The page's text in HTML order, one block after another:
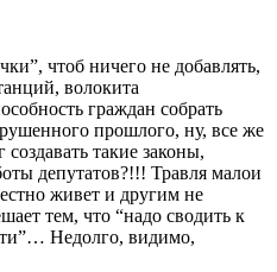
чтоб ничего не добавлять,
волокита
граждан собрать
прошлого, ну, все же
такие законы,
депутатов?!!! Травля малои
живет и другим не
тем, что “надо сводить к
Недолго, видимо,